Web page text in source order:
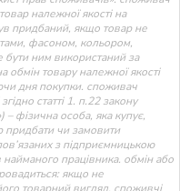
належної якості на
придбаний, якщо товар не
фасоном, кольором,
ним використаний за
товару належної якості
дня покупки. споживач
статті 1. п.22 закону
– фізична особа, яка купує,
придбати чи замовити
з підприємницькою
найманого працівника. обмін або
якщо не
товарний вигляд, споживчі